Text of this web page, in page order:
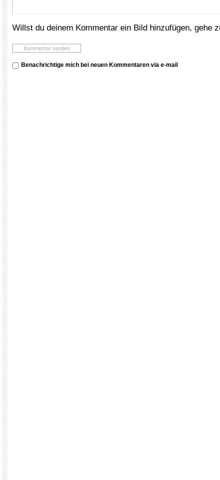
Willst du deinem Kommentar ein Bild hinzufügen, gehe
Benachrichtige mich bei neuen Kommentaren via e-mail